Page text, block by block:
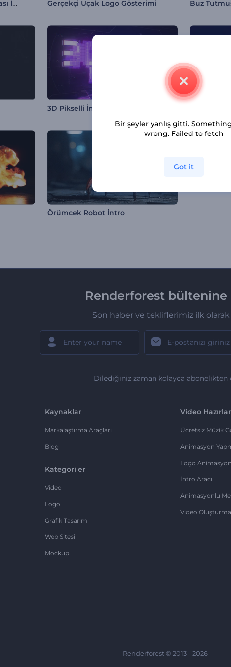
Parlayan Parçacık Patlaması İntro Gerçekçi Uçak Logo Gösterimi Buz
3D Pikselli İntro
Örümcek Robot İntro
Renderforest bültenine
Son haber ve tekliflerimiz ilk olarak
Dilediğiniz zaman kolayca abonelikten
Kaynaklar
Markalaştırma Araçları
Blog
Kategoriler
Video
Logo
Grafik Tasarım
Web Sitesi
Mockup
Video
Ücretsiz Müzik
Animasyon
Logo
İntro Aracı
Animasyonlu
Video Oluşturma
Renderforest © 2013 - 2026
Bir şeyler yanlış gitti.
wrong. Failed to fetch
Got it